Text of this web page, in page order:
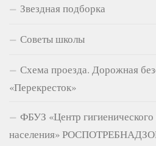
Звездная подборка
Советы школы
Схема проезда. Дорожная
«Перекресток»
ФБУЗ «Центр гигиенического
населения»